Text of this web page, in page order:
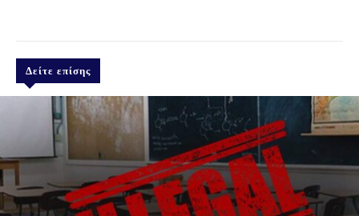
Δείτε επίσης